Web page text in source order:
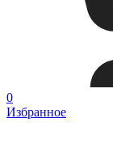
0
Избранное